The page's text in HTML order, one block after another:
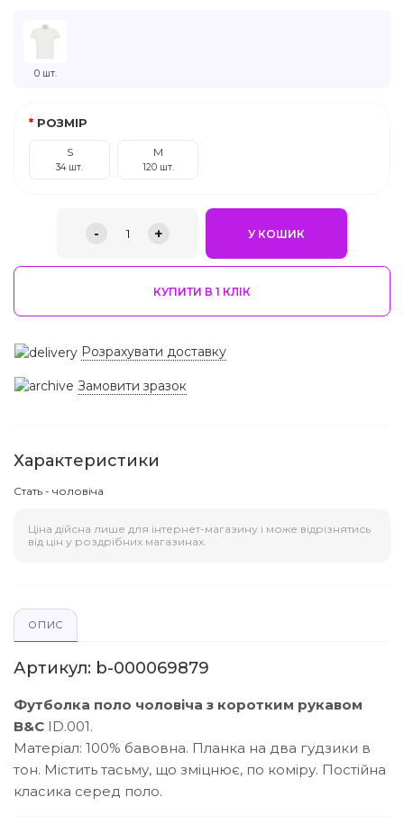
0 шт.
РОЗМІР
S
34 шт.
M
120 шт.
- 1 + У КОШИК
КУПИТИ В 1 КЛIК
Розрахувати доставку
Замовити зразок
Характеристики
Стать - чоловіча
Ціна дійсна лише для інтернет-магазину і може відрізнятись
від цін у роздрібних магазинах.
ОПИС
Артикул: b-000069879
Футболка поло чоловіча з коротким рукавом
B&C ID.001.
Матеріал: 100% бавовна. Планка на два гудзики в
тон. Містить тасьму, що зміцнює, по коміру. Постійна
класика серед поло.